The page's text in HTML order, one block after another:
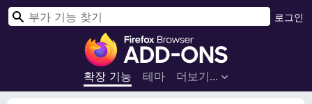
F
r
e
확장 기능 테마 더보기…
로그인
검